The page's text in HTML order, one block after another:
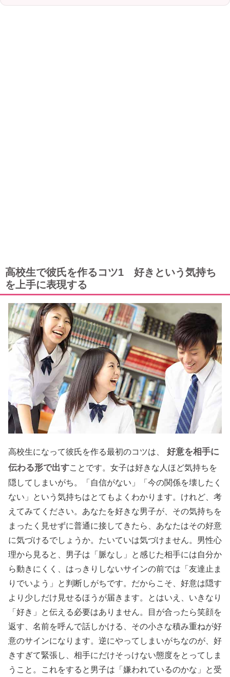
高校生で彼氏を作るコツ1 好きという気持ち
を上手に表現する
高校生になって彼氏を作る最初のコツは、
好意を相手に
伝わる形で出すことです。女子は好きな人ほど気持ちを
隠してしまいがち。「自信がない」「今の関係を壊したく
ない」という気持ちはとてもよくわかります。けれど、考
えてみてください。あなたを好きな男子が、その気持ちを
まったく見せずに普通に接してきたら、あなたはその好意
に気づけるでしょうか。たいていは気づけません。男性心
理から見ると、男子は「脈なし」と感じた相手には自分か
ら動きにくく、はっきりしないサインの前では「友達止ま
りでいよう」と判断しがちです。だからこそ、好意は隠す
より少しだけ見せるほうが届きます。とはいえ、いきなり
「好き」と伝える必要はありません。目が合ったら笑顔を
返す、名前を呼んで話しかける、その小さな積み重ねが好
意のサインになります。逆にやってしまいがちなのが、好
きすぎて緊張し、相手にだけそっけない態度をとってしま
うこと。これをすると男子は「嫌われているのかな」と受